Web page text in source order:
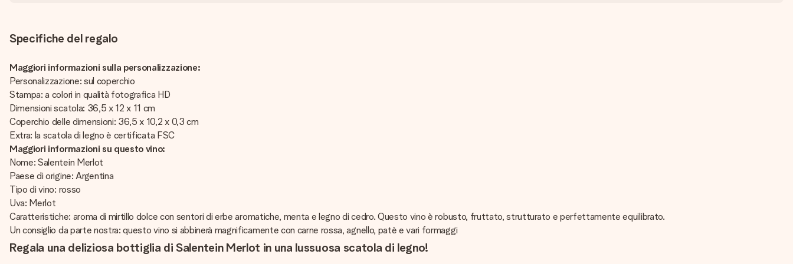
Specifiche del regalo
Maggiori informazioni sulla personalizzazione:
Personalizzazione: sul coperchio
Stampa: a colori in qualità fotografica HD
Dimensioni scatola: 36,5 x 12 x 11 cm
Coperchio delle dimensioni: 36,5 x 10,2 x 0,3 cm
Extra: la scatola di legno è certificata FSC
Maggiori informazioni su questo vino:
Nome: Salentein Merlot
Paese di origine: Argentina
Tipo di vino: rosso
Uva: Merlot
Caratteristiche: aroma di mirtillo dolce con sentori di erbe aromatiche, menta e legno di cedro. Questo vino è robusto, fruttato, strutturato e perfettamente equilibrato.
Un consiglio da parte nostra: questo vino si abbinerà magnificamente con carne rossa, agnello, patè e vari formaggi
Regala una deliziosa bottiglia di Salentein Merlot in una lussuosa scatola di legno!